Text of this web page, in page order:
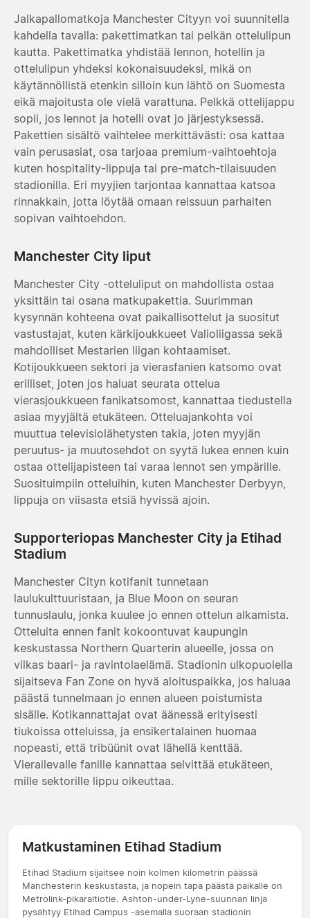
Jalkapallomatkoja Manchester Cityyn voi suunnitella
kahdella tavalla: pakettimatkan tai pelkän ottelulipun
kautta. Pakettimatka yhdistää lennon, hotellin ja
ottelulipun yhdeksi kokonaisuudeksi, mikä on
käytännöllistä etenkin silloin kun lähtö on Suomesta
eikä majoitusta ole vielä varattuna. Pelkkä ottelijappu
sopii, jos lennot ja hotelli ovat jo järjestyksessä.
Pakettien sisältö vaihtelee merkittävästi: osa kattaa
vain perusasiat, osa tarjoaa premium-vaihtoehtoja
kuten hospitality-lippuja tai pre-match-tilaisuuden
stadionilla. Eri myyjien tarjontaa kannattaa katsoa
rinnakkain, jotta löytää omaan reissuun parhaiten
sopivan vaihtoehdon.
Manchester City liput
Manchester City -otteluliput on mahdollista ostaa
yksittäin tai osana matkupakettia. Suurimman
kysynnän kohteena ovat paikallisottelut ja suositut
vastustajat, kuten kärkijoukkueet Valioliigassa sekä
mahdolliset Mestarien liigan kohtaamiset.
Kotijoukkueen sektori ja vierasfanien katsomo ovat
erilliset, joten jos haluat seurata ottelua
vierasjoukkueen fanikatsomost, kannattaa tiedustella
asiaa myyjältä etukäteen. Otteluajankohta voi
muuttua televisiolähetysten takia, joten myyjän
peruutus- ja muutosehdot on syytä lukea ennen kuin
ostaa ottelijapisteen tai varaa lennot sen ympärille.
Suosituimpiin otteluihin, kuten Manchester Derbyyn,
lippuja on viisasta etsiä hyvissä ajoin.
Supporteriopas Manchester City ja Etihad
Stadium
Manchester Cityn kotifanit tunnetaan
laulukulttuuristaan, ja Blue Moon on seuran
tunnuslaulu, jonka kuulee jo ennen ottelun alkamista.
Otteluita ennen fanit kokoontuvat kaupungin
keskustassa Northern Quarterin alueelle, jossa on
vilkas baari- ja ravintolaelämä. Stadionin ulkopuolella
sijaitseva Fan Zone on hyvä aloituspaikka, jos haluaa
päästä tunnelmaan jo ennen alueen poistumista
sisälle. Kotikannattajat ovat äänessä erityisesti
tiukoissa otteluissa, ja ensikertalainen huomaa
nopeasti, että tribüünit ovat lähellä kenttää.
Vierailevalle fanille kannattaa selvittää etukäteen,
mille sektorille lippu oikeuttaa.
Matkustaminen Etihad Stadium
Etihad Stadium sijaitsee noin kolmen kilometrin päässä
Manchesterin keskustasta, ja nopein tapa päästä paikalle on
Metrolink-pikaraitiotie. Ashton-under-Lyne-suunnan linja
pysähtyy Etihad Campus -asemalla suoraan stadionin